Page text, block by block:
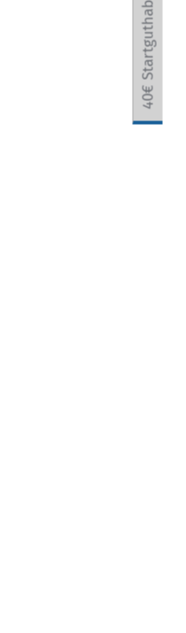
40€ Startguthaben